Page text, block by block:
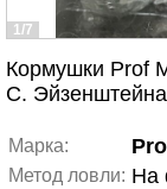
1/7
Кормушки Prof
С.
Марка:
Метод ловли: На